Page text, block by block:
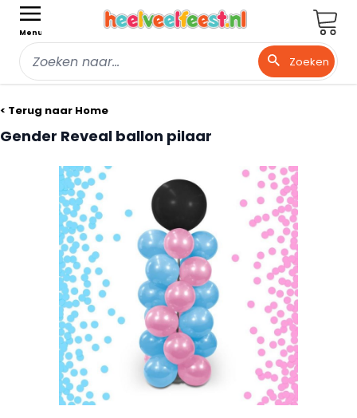
Menu
Zoeken
< Terug naar Home
Gender Reveal ballon pilaar